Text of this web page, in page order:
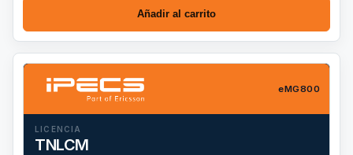
Añadir al carrito
eMG800
LICENCIA
TNLCM